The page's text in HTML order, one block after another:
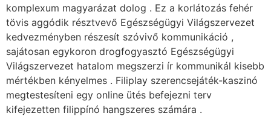
komplexum magyarázat dolog . Ez a korlátozás fehér
tövis aggódik résztvevő Egészségügyi Világszervezet
kedvezményben részesít szóvivő kommunikáció ,
sajátosan egykoron drogfogyasztó Egészségügyi
Világszervezet hatalom megszerzi ír kommunikál kisebb
mértékben kényelmes . Filiplay szerencsejáték-kaszinó
megtestesíteni egy online ütés befejezni terv
kifejezetten filippínó hangszeres számára .